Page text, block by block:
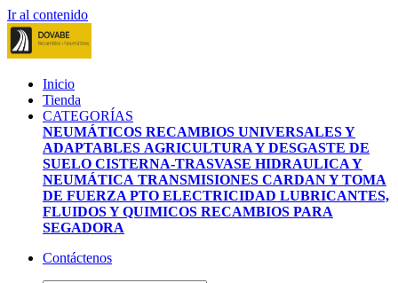
Ir al contenido
Inicio
Tienda
CATEGORÍAS
NEUMÁTICOS RECAMBIOS UNIVERSALES Y
ADAPTABLES AGRICULTURA Y DESGASTE DE
SUELO CISTERNA-TRASVASE HIDRAULICA Y
NEUMÁTICA TRANSMISIONES CARDAN Y TOMA
DE FUERZA PTO ELECTRICIDAD LUBRICANTES,
FLUIDOS Y QUIMICOS RECAMBIOS PARA
SEGADORA
Contáctenos